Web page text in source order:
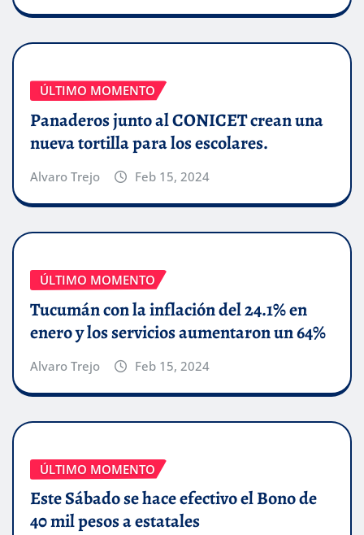
ÚLTIMO MOMENTO
Panaderos junto al CONICET crean una
nueva tortilla para los escolares.
Alvaro Trejo Feb 15, 2024
ÚLTIMO MOMENTO
Tucumán con la inflación del 24.1% en
enero y los servicios aumentaron un 64%
Alvaro Trejo Feb 15, 2024
ÚLTIMO MOMENTO
Este Sábado se hace efectivo el Bono de
40 mil pesos a estatales